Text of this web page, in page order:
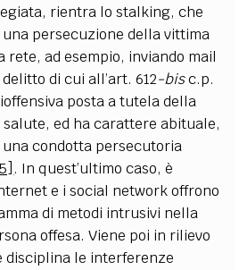
rientra lo stalking, che
persecuzione della vittima
ad esempio, inviando mail
di cui all’art. 612-bisc.p.
posta a tutela della
ed ha carattere abituale,
condotta persecutoria
. In quest’ultimo caso, è
e i social network offrono
di metodi intrusivi nella
offesa. Viene poi in rilievo
disciplina le interferenze